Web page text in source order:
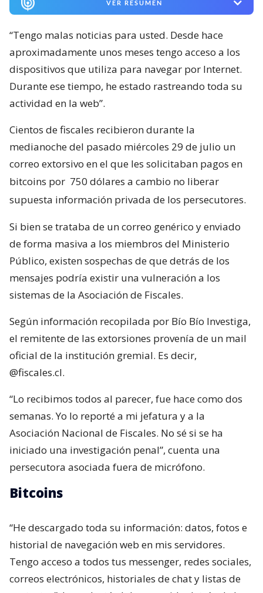
VER RESUMEN
“Tengo malas noticias para usted. Desde hace
aproximadamente unos meses tengo acceso a los
dispositivos que utiliza para navegar por Internet.
Durante ese tiempo, he estado rastreando toda su
actividad en la web”.
Cientos de fiscales recibieron durante la
medianoche del pasado miércoles 29 de julio un
correo extorsivo en el que les solicitaban pagos en
bitcoins por 750 dólares a cambio no liberar
supuesta información privada de los persecutores.
Si bien se trataba de un correo genérico y enviado
de forma masiva a los miembros del Ministerio
Público, existen sospechas de que detrás de los
mensajes podría existir una vulneración a los
sistemas de la Asociación de Fiscales.
Según información recopilada por Bío Bío Investiga,
el remitente de las extorsiones provenía de un mail
oficial de la institución gremial. Es decir,
@fiscales.cl.
“Lo recibimos todos al parecer, fue hace como dos
semanas. Yo lo reporté a mi jefatura y a la
Asociación Nacional de Fiscales. No sé si se ha
iniciado una investigación penal”, cuenta una
persecutora asociada fuera de micrófono.
Bitcoins
“He descargado toda su información: datos, fotos e
historial de navegación web en mis servidores.
Tengo acceso a todos tus messenger, redes sociales,
correos electrónicos, historiales de chat y listas de